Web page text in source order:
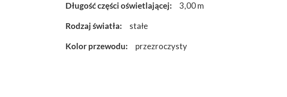
Długość części oświetlającej
3,00 m
Rodzaj światła
stałe
Kolor przewodu
przezroczysty